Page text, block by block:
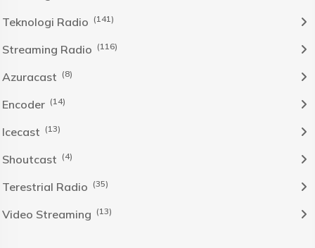
Teknologi Radio (141)
Streaming Radio (116)
Azuracast (8)
Encoder (14)
Icecast (13)
Shoutcast (4)
Terestrial Radio (35)
Video Streaming (13)